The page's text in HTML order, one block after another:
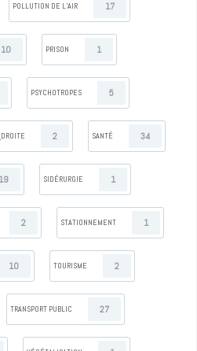
POLLUTION DE L’AIR 17
10 PRISON 1
PSYCHOTROPES 5
2 SANTÉ 34
19 SIDÉRURGIE 1
2 STATIONNEMENT 1
10 TOURISME 2
TRANSPORT PUBLIC 27